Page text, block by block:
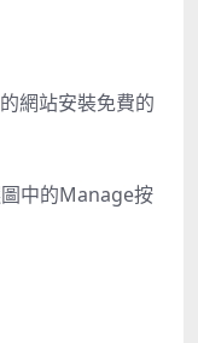
網站安裝免費的
圖中的Manage按